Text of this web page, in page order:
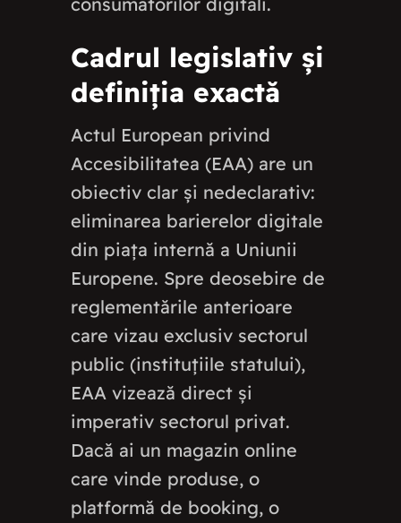
Cadrul legislativ și
definiția exactă
Actul European privind
Accesibilitatea (EAA) are un
obiectiv clar și nedeclarativ:
eliminarea barierelor digitale
din piața internă a Uniunii
Europene. Spre deosebire de
reglementările anterioare
care vizau exclusiv sectorul
public (instituțiile statului),
EAA vizează direct și
imperativ sectorul privat.
Dacă ai un magazin online
care vinde produse, o
platformă de booking, o